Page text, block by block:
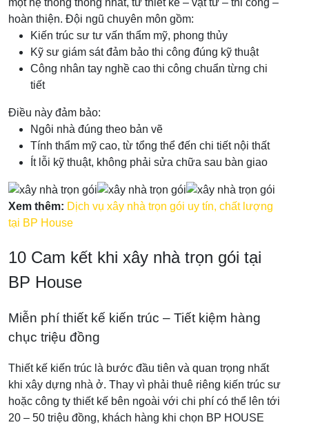
hoàn thiện. Đội ngũ chuyên môn gồm:
Kiến trúc sư tư vấn thẩm mỹ, phong thủy
Kỹ sư giám sát đảm bảo thi công đúng kỹ thuật
Công nhân tay nghề cao thi công chuẩn từng chi
tiết
Điều này đảm bảo:
Ngôi nhà đúng theo bản vẽ
Tính thẩm mỹ cao, từ tổng thể đến chi tiết nội thất
Ít lỗi kỹ thuật, không phải sửa chữa sau bàn giao
Xem thêm: Dịch vụ xây nhà trọn gói uy tín, chất lượng
tại BP House
10 Cam kết khi xây nhà trọn gói tại
BP House
Miễn phí thiết kế kiến trúc – Tiết kiệm hàng
chục triệu đồng
Thiết kế kiến trúc là bước đầu tiên và quan trọng nhất
khi xây dựng nhà ở. Thay vì phải thuê riêng kiến trúc sư
hoặc công ty thiết kế bên ngoài với chi phí có thể lên tới
20 – 50 triệu đồng, khách hàng khi chọn BP HOUSE